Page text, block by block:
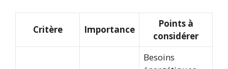
Critère Importance
Points à
considérer
Besoins